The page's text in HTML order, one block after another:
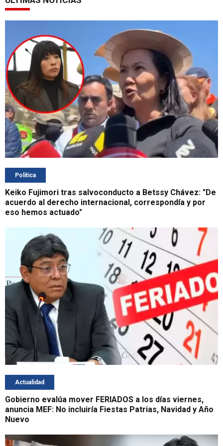
Política
Keiko Fujimori tras salvoconducto a Betssy Chávez: "De
acuerdo al derecho internacional, correspondía y por
eso hemos actuado"
Actualidad
Gobierno evalúa mover FERIADOS a los días viernes,
anuncia MEF: No incluiría Fiestas Patrias, Navidad y Año
Nuevo